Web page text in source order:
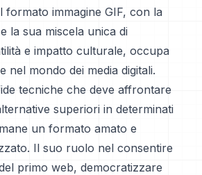
formato immagine GIF, con la
la sua miscela unica di
e impatto culturale, occupa
nel mondo dei media digitali.
tecniche che deve affrontare
superiori in determinati
un formato amato e
Il suo ruolo nel consentire
primo web, democratizzare